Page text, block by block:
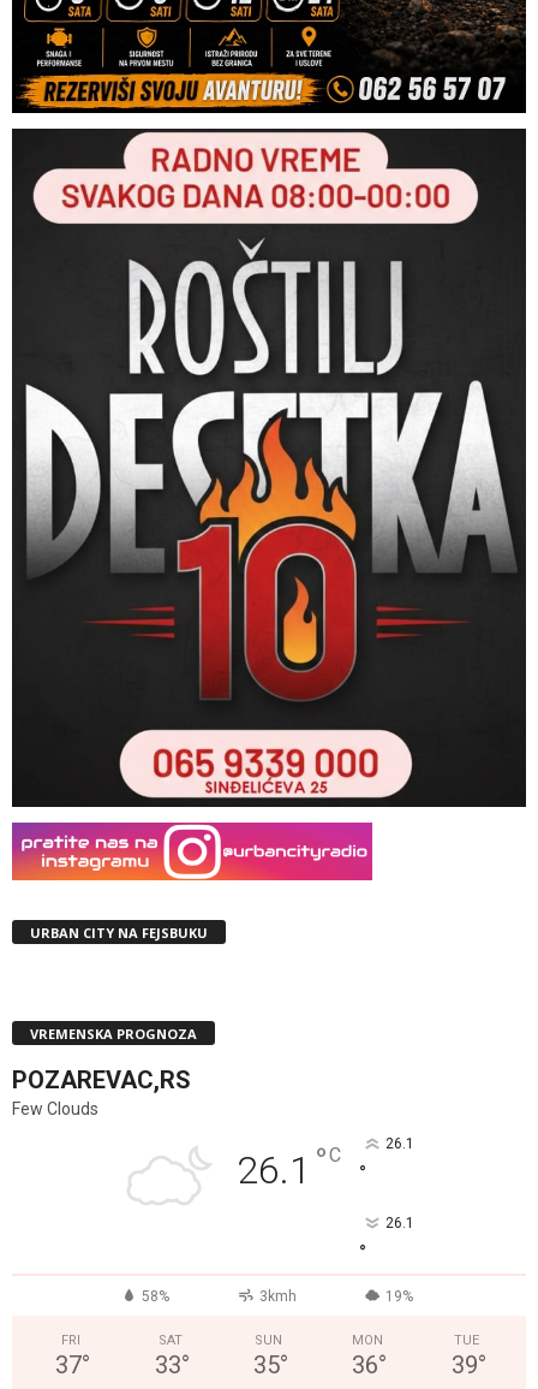
URBAN CITY NA FEJSBUKU
VREMENSKA PROGNOZA
POZAREVAC,RS
Few Clouds
26.1 °C 26.1
°
26.1
°
58% 3kmh 19%
FRI
37°
SAT
33°
SUN
35°
MON
36°
TUE
39°